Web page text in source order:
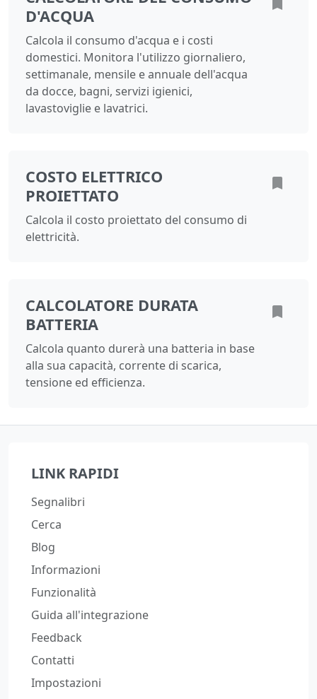
D'ACQUA
Calcola il consumo d'acqua e i costi
domestici. Monitora l'utilizzo giornaliero,
settimanale, mensile e annuale dell'acqua
da docce, bagni, servizi igienici,
lavastoviglie e lavatrici.
COSTO ELETTRICO
PROIETTATO
Calcola il costo proiettato del consumo di
elettricità.
CALCOLATORE DURATA
BATTERIA
Calcola quanto durerà una batteria in base
alla sua capacità, corrente di scarica,
tensione ed efficienza.
LINK RAPIDI
Segnalibri
Cerca
Blog
Informazioni
Funzionalità
Guida all'integrazione
Feedback
Contatti
Impostazioni